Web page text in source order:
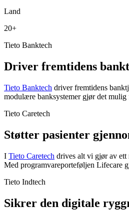
Land
20+
Tieto Banktech
Driver fremtidens
Tieto Banktech driver fremtidens
modulære banksystemer gjør det
Tieto Caretech
Støtter pasienter
I Tieto Caretech drives alt vi gjør av ett
Med programvareporteføljen Lifecare
Tieto Indtech
Sikrer den digitale